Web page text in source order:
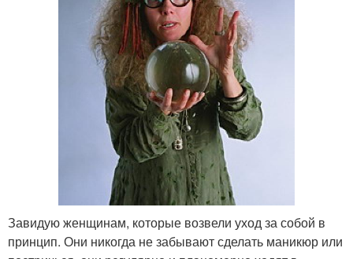
Завидую женщинам, которые возвели уход за собой в
принцип. Они никогда не забывают сделать маникюр или